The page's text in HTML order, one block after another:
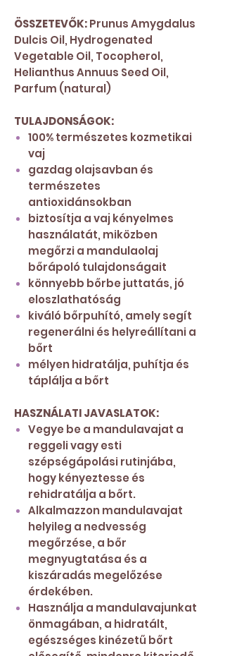
ÖSSZETEVŐK:Prunus Amygdalus
Dulcis Oil, Hydrogenated
Vegetable Oil, Tocopherol,
Helianthus Annuus Seed Oil,
Parfum (natural)
TULAJDONSÁGOK:
100% természetes kozmetikai
vaj
gazdag olajsavban és
természetes
antioxidánsokban
biztosítja a vaj kényelmes
használatát, miközben
megőrzi a mandulaolaj
bőrápoló tulajdonságait
könnyebb bőrbe juttatás, jó
eloszlathatóság
kiváló bőrpuhító, amely segít
regenerálni és helyreállítani a
bőrt
mélyen hidratálja, puhítja és
táplálja a bőrt
HASZNÁLATI JAVASLATOK:
Vegye be a mandulavajat a
reggeli vagy esti
szépségápolási rutinjába,
hogy kényeztesse és
rehidratálja a bőrt.
Alkalmazzon mandulavajat
helyileg a nedvesség
megőrzése, a bőr
megnyugtatása és a
kiszáradás megelőzése
érdekében.
Használja a mandulavajunkat
önmagában, a hidratált,
egészséges kinézetű bőrt